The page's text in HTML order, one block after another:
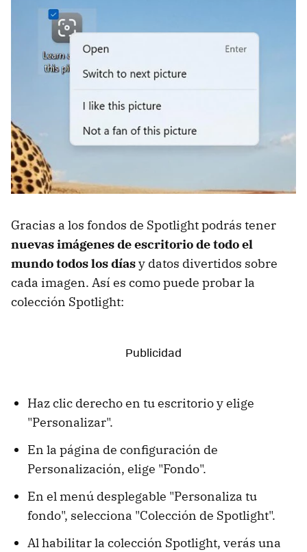
Gracias a los fondos de Spotlight podrás tener
nuevas imágenes de escritorio de todo el
mundo todos los díasy datos divertidos sobre
cada imagen. Así es como puede probar la
colección Spotlight:
Haz clic derecho en tu escritorio y elige
"Personalizar".
En la página de configuración de
Personalización, elige "Fondo".
En el menú desplegable "Personaliza tu
fondo", selecciona "Colección de Spotlight".
Al habilitar la colección Spotlight, verás una